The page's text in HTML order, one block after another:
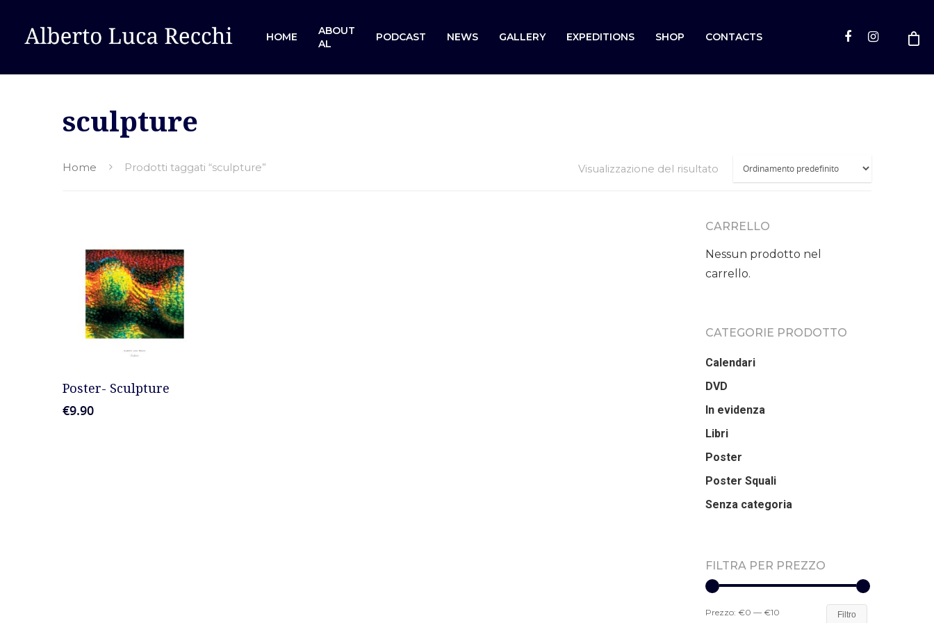
HOME
ABOUT
AL
PODCAST NEWS GALLERY EXPEDITIONS SHOP CONTACTS
sculpture
Visualizzazione del risultato
Home Prodotti taggati “sculpture”
AGGIUNGI AL CARRELLO
Poster- Sculpture
€9.90
CARRELLO
Nessun prodotto nel
carrello.
CATEGORIE PRODOTTO
Calendari
DVD
In evidenza
Libri
Poster
Poster Squali
Senza categoria
FILTRA PER PREZZO
Filtro
Prezzo: €0 — €10